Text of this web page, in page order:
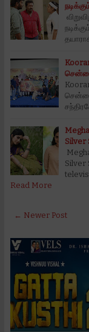
Silver
Silver
Read More
← Newer Post